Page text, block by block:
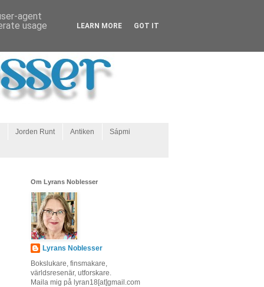
Jorden Runt Antiken Sápmi
Om Lyrans Noblesser
Lyrans Noblesser
Bokslukare, finsmakare,
världsresenär, utforskare.
Maila mig på lyran18[at]gmail.com
agent
usage
LEARN MORE GOT IT